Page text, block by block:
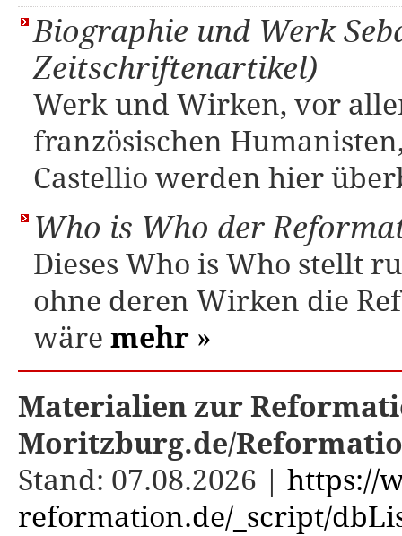
Biographie und Werk
Zeitschriftenartikel)
Werk und Wirken, vor
französischen
Castellio werden hier
Who is Who der
Dieses Who is Who stellt
ohne deren Wirken die
wäre mehr »
Materialien zur
Moritzburg.de/
Stand: 07.08.2026 | https://
reformation.de/_script/